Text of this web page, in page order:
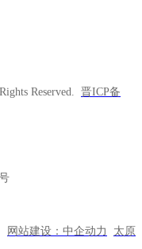
Reserved. 晋ICP备
网站建设：中企动力 太原